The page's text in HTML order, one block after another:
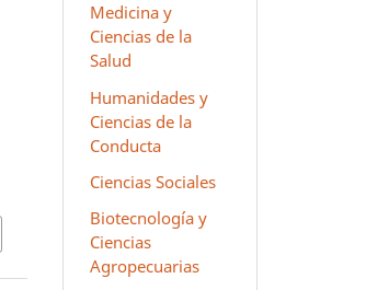
Medicina y
Ciencias de la
Salud
Humanidades y
Ciencias de la
Conducta
Ciencias Sociales
Biotecnología y
Ciencias
Agropecuarias